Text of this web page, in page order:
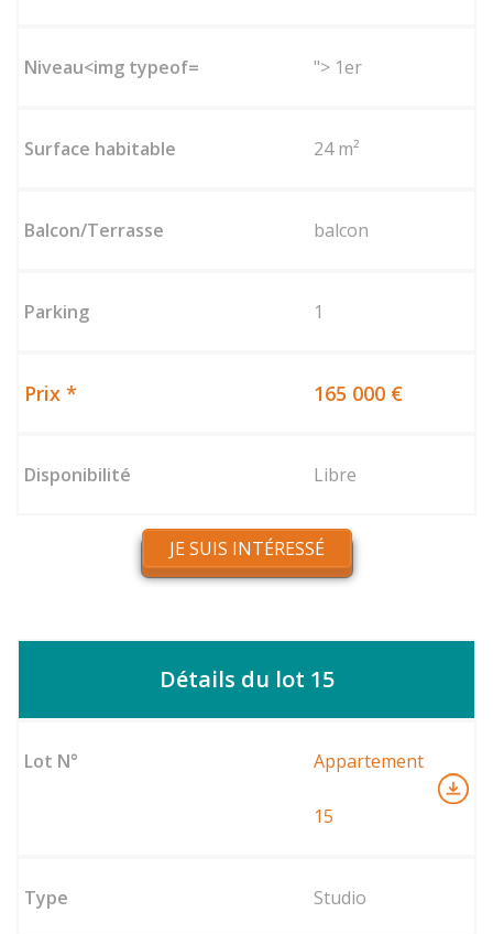
"> 1er
24 m²
balcon
1
165 000 €
Libre
JE SUIS INTÉRESSÉ
Détails du lot 15
Appartement
15
Studio